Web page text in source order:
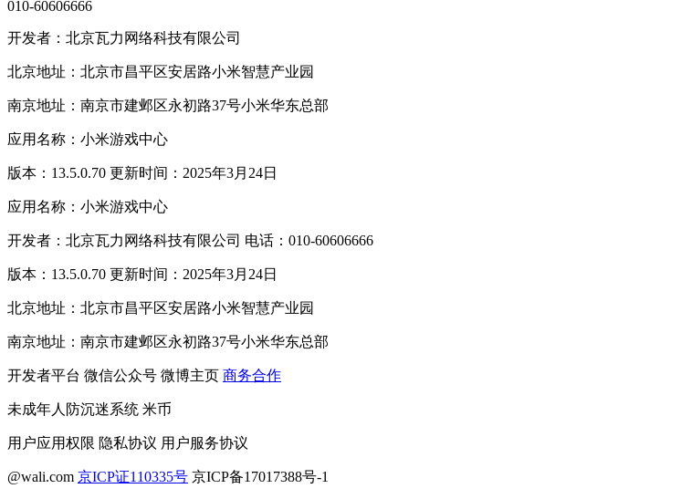
010-60606666
开发者：北京瓦力网络科技有限公司
北京地址：北京市昌平区安居路小米智慧产业园
南京地址：南京市建邺区永初路37号小米华东总部
应用名称：小米游戏中心
版本：13.5.0.70 更新时间：2025年3月24日
应用名称：小米游戏中心
开发者：北京瓦力网络科技有限公司 电话：010-60606666
版本：13.5.0.70 更新时间：2025年3月24日
北京地址：北京市昌平区安居路小米智慧产业园
南京地址：南京市建邺区永初路37号小米华东总部
开发者平台 微信公众号 微博主页 商务合作
未成年人防沉迷系统 米币
用户应用权限 隐私协议 用户服务协议
@wali.com 京ICP证110335号 京ICP备17017388号-1